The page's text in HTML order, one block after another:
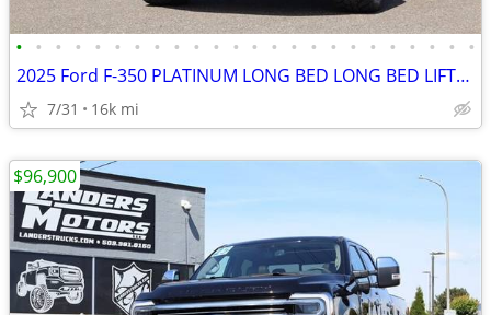
• • • • • • • • • • • • • • • • • • • • • • • •
2025 Ford F-350 PLATINUM LONG BED LONG BED LIFTED 37S 4X4 LOADED
7/31 16k mi
$96,900